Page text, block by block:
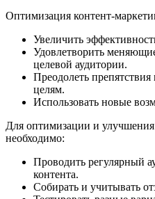
Оптимизация контент-
Увеличить
Удовлетворить
целевой аудитории.
Преодолеть
целям.
Использовать новые
Для оптимизации и
необходимо:
Проводить регулярный
контента.
Собирать и учитывать